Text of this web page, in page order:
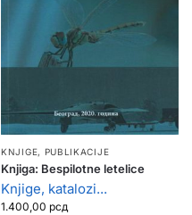
KNJIGE, PUBLIKACIJE
Knjiga: Bespilotne letelice
Knjige, katalozi...
1.400,00 рсд